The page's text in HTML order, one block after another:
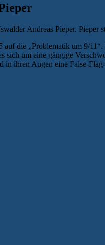
Andreas Pieper.
auf die „Problematik um 9/
sich um eine gängige
in ihren Augen eine False-